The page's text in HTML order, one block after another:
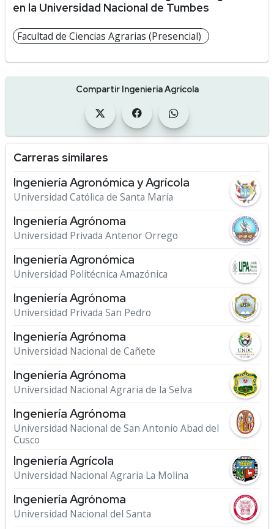
en la Universidad Nacional de Tumbes
Facultad de Ciencias Agrarias (Presencial)
Compartir Ingeniería Agrícola
Carreras similares
Ingeniería Agronómica y Agrícola
Universidad Católica de Santa María
Ingeniería Agrónoma
Universidad Privada Antenor Orrego
Ingeniería Agronómica
Universidad Politécnica Amazónica
Ingeniería Agrónoma
Universidad Privada San Pedro
Ingeniería Agrónoma
Universidad Nacional de Cañete
Ingeniería Agrónoma
Universidad Nacional Agraria de la Selva
Ingeniería Agrónoma
Universidad Nacional de San Antonio Abad del
Cusco
Ingeniería Agrícola
Universidad Nacional Agraria La Molina
Ingeniería Agrónoma
Universidad Nacional del Santa